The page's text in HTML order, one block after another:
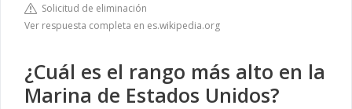
Solicitud de eliminación
Ver respuesta completa en es.wikipedia.org
¿Cuál es el rango más alto en la
Marina de Estados Unidos?